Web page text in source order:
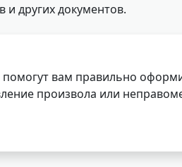
других документов.
вам правильно
произвола или